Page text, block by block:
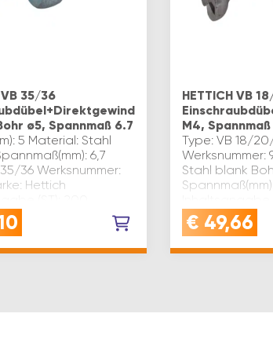
VB 35/36
ø5, Spannmaß 6.7
5 Material: Stahl
6,7
36 Werksnummer:
Hettich
HETTICH VB
M4,
Type: VB 18/
Werksnummer:
Stahl blank
€ 49,66